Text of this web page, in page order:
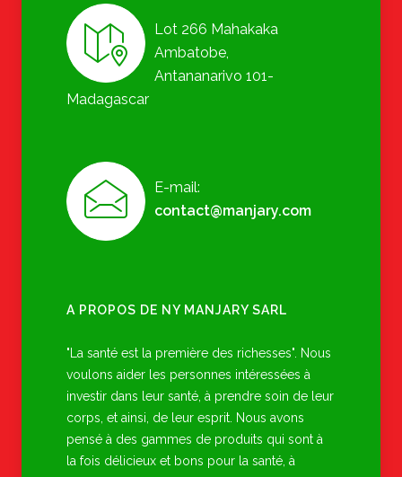
Lot 266 Mahakaka
Ambatobe,
Antananarivo 101-
Madagascar
E-mail:
contact@manjary.com
A PROPOS DE NY MANJARY SARL
"La santé est la première des richesses". Nous
voulons aider les personnes intéressées à
investir dans leur santé, à prendre soin de leur
corps, et ainsi, de leur esprit. Nous avons
pensé à des gammes de produits qui sont à
la fois délicieux et bons pour la santé, à